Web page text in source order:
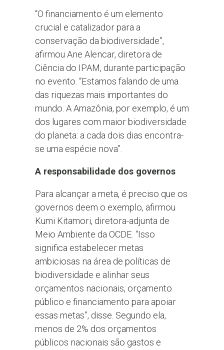
“O financiamento é um elemento
crucial e catalizador para a
conservação da biodiversidade”,
afirmou Ane Alencar, diretora de
Ciência do IPAM, durante participação
no evento. “Estamos falando de uma
das riquezas mais importantes do
mundo. A Amazônia, por exemplo, é um
dos lugares com maior biodiversidade
do planeta: a cada dois dias encontra-
se uma espécie nova”.
A responsabilidade dos governos
Para alcançar a meta, é preciso que os
governos deem o exemplo, afirmou
Kumi Kitamori, diretora-adjunta de
Meio Ambiente da OCDE. “Isso
significa estabelecer metas
ambiciosas na área de políticas de
biodiversidade e alinhar seus
orçamentos nacionais, orçamento
público e financiamento para apoiar
essas metas”, disse. Segundo ela,
menos de 2% dos orçamentos
públicos nacionais são gastos e